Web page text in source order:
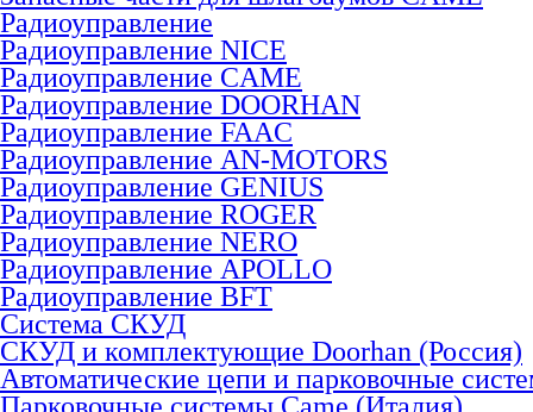
Радиоуправление
Радиоуправление NICE
Радиоуправление CAME
Радиоуправление DOORHAN
Радиоуправление FAAC
Радиоуправление AN-MOTORS
Радиоуправление GENIUS
Радиоуправление ROGER
Радиоуправление NERO
Радиоуправление APOLLO
Радиоуправление BFT
Система СКУД
СКУД и комплектующие Doorhan (Россия)
Автоматические цепи и парковочные